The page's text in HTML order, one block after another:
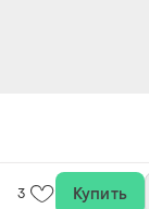
3 Купить